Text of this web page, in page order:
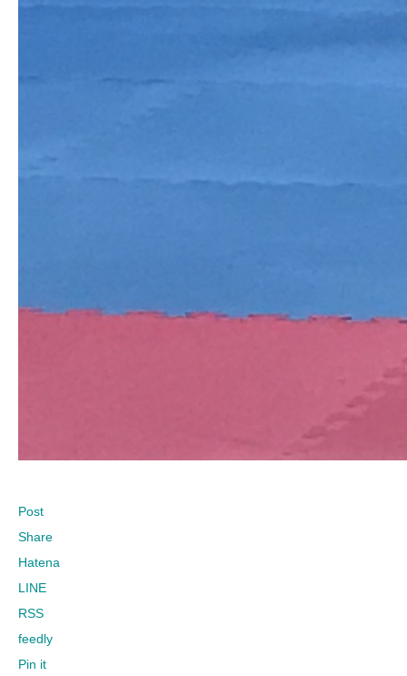
Post
Share
Hatena
LINE
RSS
feedly
Pin it